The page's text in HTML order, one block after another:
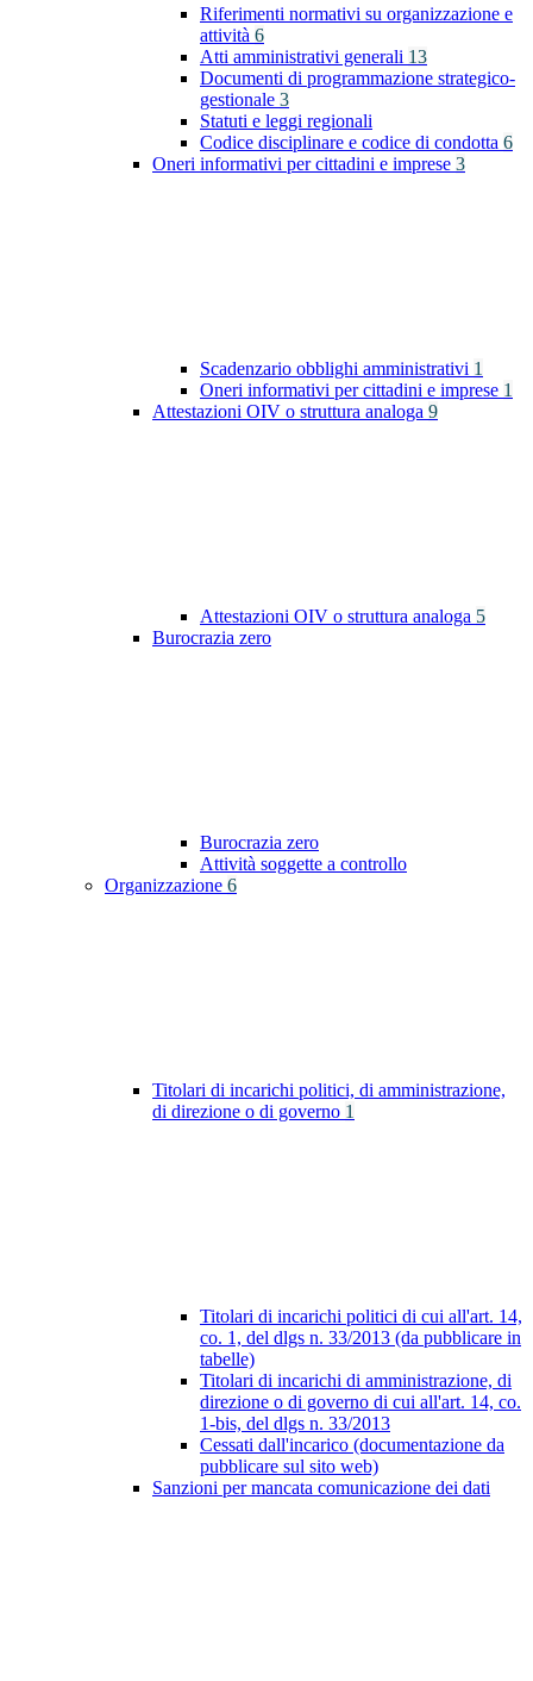
Riferimenti normativi su organizzazione e
attività 6
Atti amministrativi generali 13
Documenti di programmazione strategico-
gestionale 3
Statuti e leggi regionali
Codice disciplinare e codice di condotta 6
Oneri informativi per cittadini e imprese 3
Scadenzario obblighi amministrativi 1
Oneri informativi per cittadini e imprese 1
Attestazioni OIV o struttura analoga 9
Attestazioni OIV o struttura analoga 5
Burocrazia zero
Burocrazia zero
Attività soggette a controllo
Organizzazione 6
Titolari di incarichi politici, di amministrazione,
di direzione o di governo 1
Titolari di incarichi politici di cui all'art. 14,
co. 1, del dlgs n. 33/2013 (da pubblicare in
tabelle)
Titolari di incarichi di amministrazione, di
direzione o di governo di cui all'art. 14, co.
1-bis, del dlgs n. 33/2013
Cessati dall'incarico (documentazione da
pubblicare sul sito web)
Sanzioni per mancata comunicazione dei dati